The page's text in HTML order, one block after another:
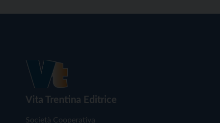
Vita Trentina Editrice
Società Cooperativa